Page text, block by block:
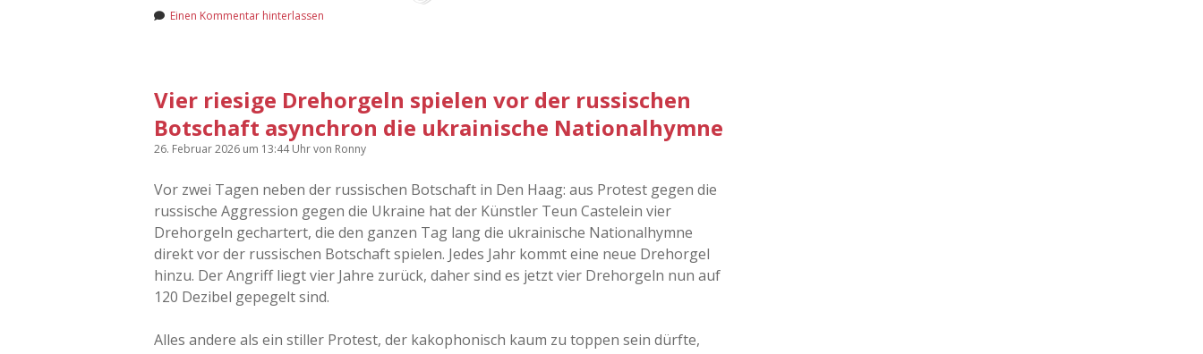
Einen Kommentar hinterlassen
Vier riesige Drehorgeln spielen vor der russischen
Botschaft asynchron die ukrainische Nationalhymne
26. Februar 2026 um 13:44 Uhrvon Ronny
Vor zwei Tagen neben der russischen Botschaft in Den Haag: aus Protest gegen die
russische Aggression gegen die Ukraine hat der Künstler Teun Castelein vier
Drehorgeln gechartert, die den ganzen Tag lang die ukrainische Nationalhymne
direkt vor der russischen Botschaft spielen. Jedes Jahr kommt eine neue Drehorgel
hinzu. Der Angriff liegt vier Jahre zurück, daher sind es jetzt vier Drehorgeln nun auf
120 Dezibel gepegelt sind.
Alles andere als ein stiller Protest, der kakophonisch kaum zu toppen sein dürfte,